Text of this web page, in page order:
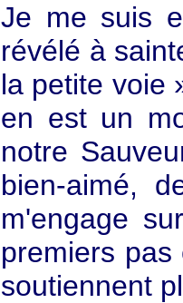
Je me suis
révélé à
la petite voie
en est un
notre
bien-aimé,
m'engage
premiers
soutiennent